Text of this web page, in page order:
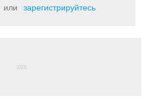
или зарегистрируйтесь